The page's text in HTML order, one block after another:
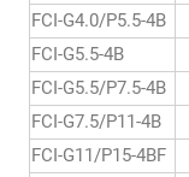
FCI-G4.0/P5.5-4B
FCI-G5.5-4B
FCI-G5.5/P7.5-4B
FCI-G7.5/P11-4B
FCI-G11/P15-4BF